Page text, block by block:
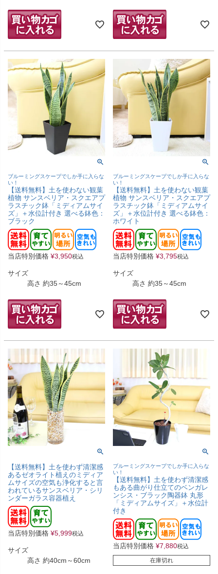
ブルーミングスケープでしか手に入らな
い！
【送料無料】土を使わない観葉
植物 サンスベリア・スクエアプ
ラスチック鉢「ミディアムサイ
ズ」＋水位計付き 選べる鉢色：
ブラック
当店特別価格 ¥3,950税込
サイズ
高さ 約35～45cm
ブルーミングスケープでしか手に入らな
い！
【送料無料】土を使わない観葉
植物 サンスベリア・スクエアプ
ラスチック鉢「ミディアムサイ
ズ」＋水位計付き 選べる鉢色：
ホワイト
当店特別価格 ¥3,795税込
サイズ
高さ 約35～45cm
【送料無料】土を使わず清潔感
あるゼオライト植えのミディア
ムサイズの空気も浄化すると言
われているサンスベリア・シリ
ンダーガラス容器植え
当店特別価格 ¥5,999税込
サイズ
高さ 約40cm～60cm
ブルーミングスケープでしか手に入らな
い！
【送料無料】土を使わず清潔感
もある曲がり仕立てのベンガレ
ンシス・ブラック陶器鉢 丸形
「ミディアムサイズ」＋水位計
付き
当店特別価格 ¥7,880税込
在庫切れ